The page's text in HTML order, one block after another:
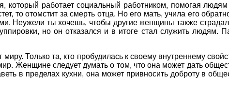
работает социальный работником, помогая
то отомстит за смерть отца. Но его мать, учила его
Неужели ты хочешь, чтобы другие женщины также
но он отказался и в итоге стал служить
миру. Только та, кто пробудилась к своему внутреннему
Женщине следует думать о том, что она может дать
в пределах кухни, она может привносить доброту в